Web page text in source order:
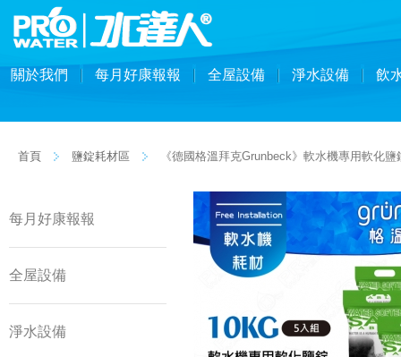
關於我們 每月好康報報 全屋設備 淨水設備 飲
首頁 鹽錠耗材區 《德國格溫拜克Grunbeck》軟水機專用軟化
每月好康報報
全屋設備
淨水設備